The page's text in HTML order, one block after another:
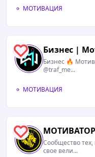
МОТИВАЦИЯ
0 Бизнес |
Бизнес 🔥
@traf_me...
МОТИВАЦИЯ
0 МОТИВАТОР
Сообщество тех,
свое вели...